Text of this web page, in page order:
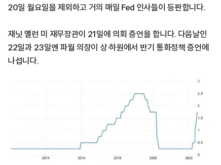
20일 월요일을 제외하고 거의 매일 Fed 인사들이 등판합니다.
재닛 옐런 미 재무장관이 21일에 의회 증언을 합니다. 다음날인
22일과 23일엔 파월 의장이 상·하원에서 반기 통화정책 증언에
나섭니다.